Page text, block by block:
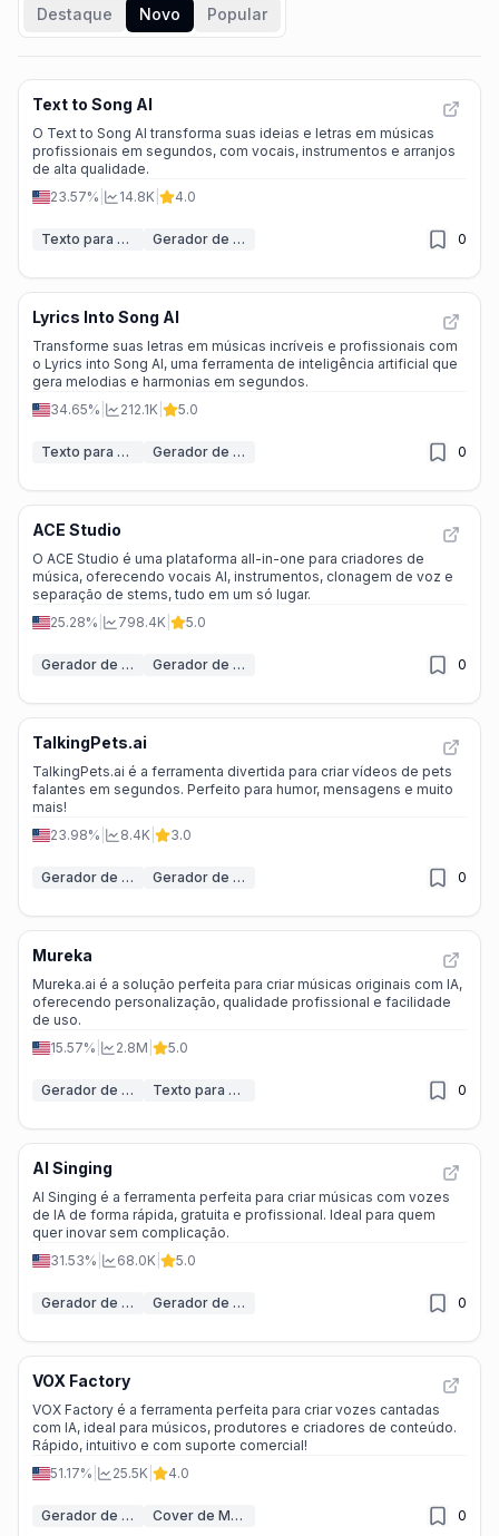
Destaque
Novo Popular
Text to Song AI
O Text to Song AI transforma suas ideias e letras em músicas
profissionais em segundos, com vocais, instrumentos e arranjos
de alta qualidade.
23.57%
14.8K 4.0
Texto para Música Gerador de Música IA 0
Lyrics Into Song AI
Transforme suas letras em músicas incríveis e profissionais com
o Lyrics into Song AI, uma ferramenta de inteligência artificial que
gera melodias e harmonias em segundos.
34.65%
212.1K 5.0
Texto para Música Gerador de Música IA 0
ACE Studio
O ACE Studio é uma plataforma all-in-one para criadores de
música, oferecendo vocais AI, instrumentos, clonagem de voz e
separação de stems, tudo em um só lugar.
25.28%
798.4K 5.0
Gerador de Música IA Gerador de Canto IA 0
TalkingPets.ai
TalkingPets.ai é a ferramenta divertida para criar vídeos de pets
falantes em segundos. Perfeito para humor, mensagens e muito
mais!
23.98%
8.4K 3.0
Gerador de Sincronização Labial IA Gerador de Canto IA 0
Mureka
Mureka.ai é a solução perfeita para criar músicas originais com IA,
oferecendo personalização, qualidade profissional e facilidade
de uso.
15.57%
2.8M 5.0
Gerador de Música IA Texto para Música 0
AI Singing
AI Singing é a ferramenta perfeita para criar músicas com vozes
de IA de forma rápida, gratuita e profissional. Ideal para quem
quer inovar sem complicação.
31.53%
68.0K 5.0
Gerador de Canto IA Gerador de Música IA 0
VOX Factory
VOX Factory é a ferramenta perfeita para criar vozes cantadas
com IA, ideal para músicos, produtores e criadores de conteúdo.
Rápido, intuitivo e com suporte comercial!
51.17%
25.5K 4.0
Gerador de Canto IA Cover de Música IA 0